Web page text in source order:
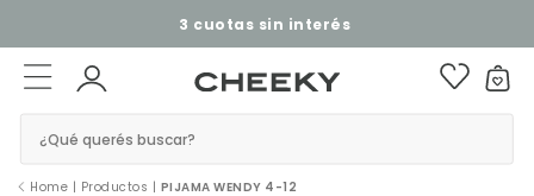
3 cuotas sin interés​ ​
¿Qué querés buscar?
Home | Productos | PIJAMA WENDY 4-12